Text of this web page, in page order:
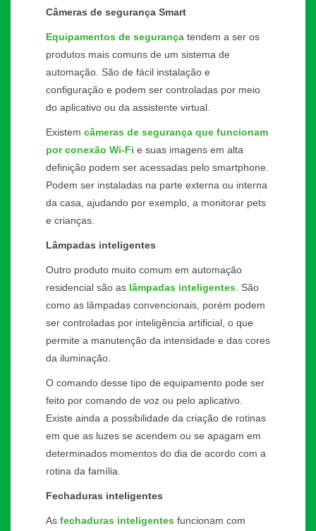
Câmeras de segurança Smart
Equipamentos de segurança tendem a ser os
produtos mais comuns de um sistema de
automação. São de fácil instalação e
configuração e podem ser controladas por meio
do aplicativo ou da assistente virtual.
Existem câmeras de segurança que funcionam
por conexão Wi-Fi e suas imagens em alta
definição podem ser acessadas pelo smartphone.
Podem ser instaladas na parte externa ou interna
da casa, ajudando por exemplo, a monitorar pets
e crianças.
Lâmpadas inteligentes
Outro produto muito comum em automação
residencial são as lâmpadas inteligentes . São
como as lâmpadas convencionais, porém podem
ser controladas por inteligência artificial, o que
permite a manutenção da intensidade e das cores
da iluminação.
O comando desse tipo de equipamento pode ser
feito por comando de voz ou pelo aplicativo.
Existe ainda a possibilidade da criação de rotinas
em que as luzes se acendem ou se apagam em
determinados momentos do dia de acordo com a
rotina da família.
Fechaduras inteligentes
As fechaduras inteligentes funcionam com